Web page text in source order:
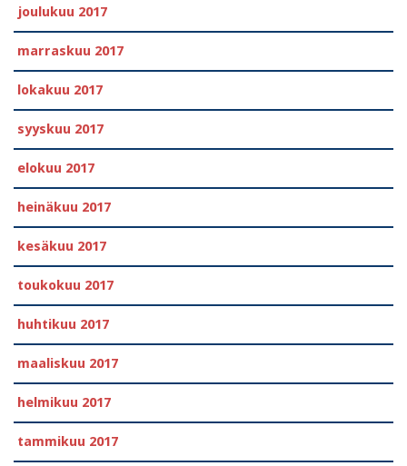
joulukuu 2017
marraskuu 2017
lokakuu 2017
syyskuu 2017
elokuu 2017
heinäkuu 2017
kesäkuu 2017
toukokuu 2017
huhtikuu 2017
maaliskuu 2017
helmikuu 2017
tammikuu 2017